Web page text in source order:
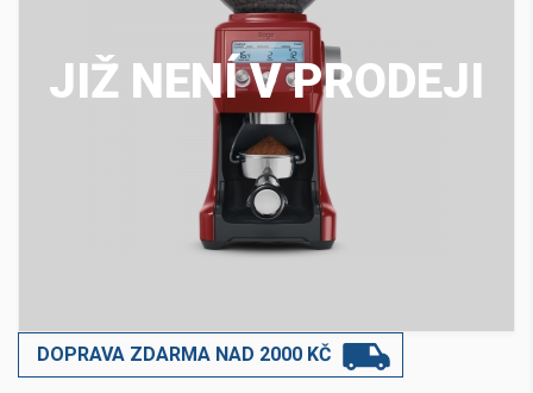
JIŽ NENÍ V PRODEJI
DOPRAVA ZDARMA NAD 2000 KČ